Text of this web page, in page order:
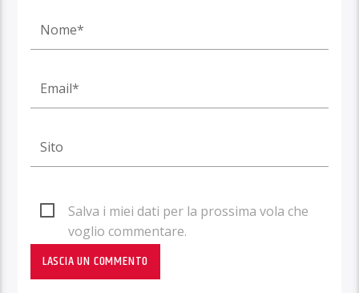
Salva i miei dati per la prossima vola che
voglio commentare.